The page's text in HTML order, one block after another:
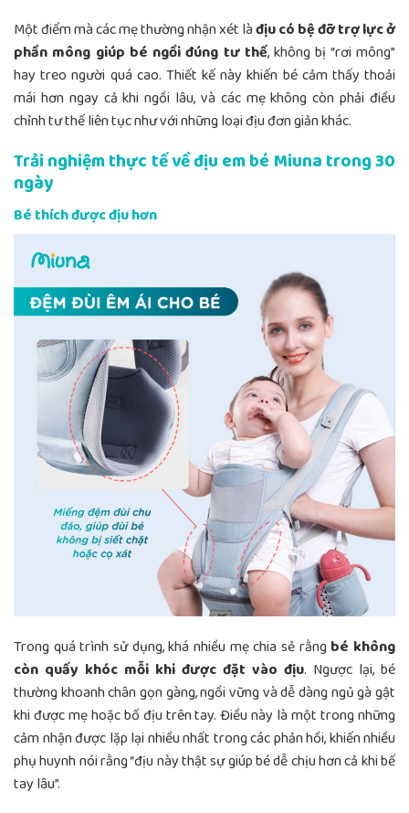
Một điểm mà các mẹ thường nhận xét làđịu có bệ đỡ trợ lực ở
phần mông giúp bé ngồi đúng tư thế, không bị “rơi mông”
hay treo người quá cao. Thiết kế này khiến bé cảm thấy thoải
mái hơn ngay cả khi ngồi lâu, và các mẹ không còn phải điều
chỉnh tư thế liên tục như với những loại địu đơn giản khác.
Trải nghiệm thực tế về địu em bé Miuna trong 30
ngày
Bé thích được địu hơn
Trong quá trình sử dụng, khá nhiều mẹ chia sẻ rằng bé không
còn quấy khóc mỗi khi được đặt vào địu. Ngược lại, bé
thường khoanh chân gọn gàng, ngồi vững và dễ dàng ngủ gà gật
khi được mẹ hoặc bố địu trên tay. Điều này là một trong những
cảm nhận được lặp lại nhiều nhất trong các phản hồi, khiến nhiều
phụ huynh nói rằng “địu này thật sự giúp bé dễ chịu hơn cả khi bế
tay lâu”.